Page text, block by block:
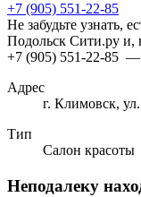
+7 (905) 551-22-85
Не забудьте узнать,
Подольск Сити.ру и,
+7 (905) 551-22-85 —
Адрес
г. Климовск,
Тип
Салон красоты
Неподалеку